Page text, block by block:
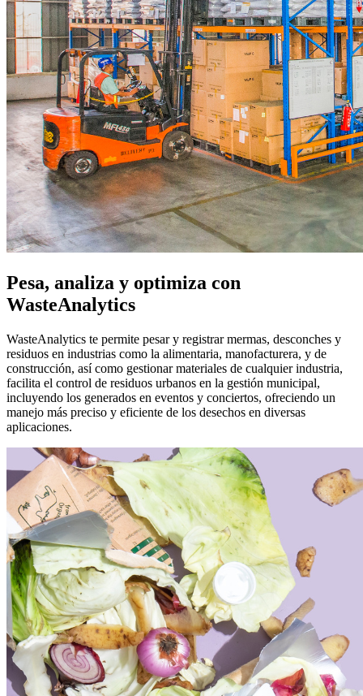
Pesa, analiza y optimiza con
WasteAnalytics
WasteAnalytics te permite pesary registrarmermas, desconches y
residuos en industrias como la alimentaria, manofacturera, y de
construcción, así como gestionar materiales de cualquier industria,
facilita el control de residuos urbanos en la gestión municipal,
incluyendo los generados en eventos y conciertos, ofreciendo un
manejo más preciso y eficiente de los desechos en diversas
aplicaciones.